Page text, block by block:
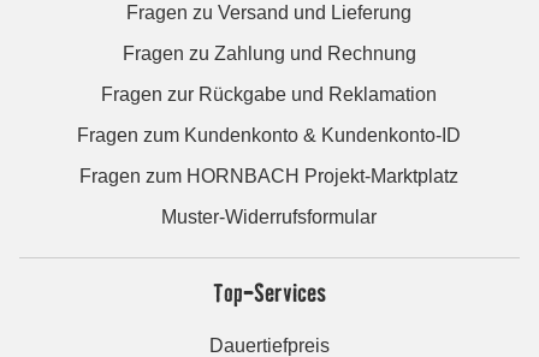
Fragen zu Versand und Lieferung
Fragen zu Zahlung und Rechnung
Fragen zur Rückgabe und Reklamation
Fragen zum Kundenkonto & Kundenkonto-ID
Fragen zum HORNBACH Projekt-Marktplatz
Muster-Widerrufsformular
Top-Services
Dauertiefpreis